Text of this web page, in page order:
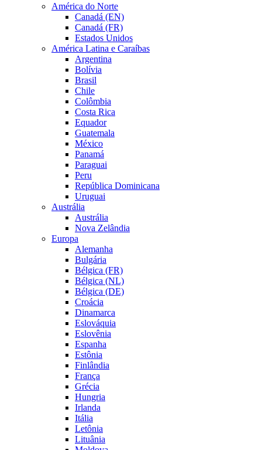
América do Norte
Canadá (EN)
Canadá (FR)
Estados Unidos
América Latina e Caraíbas
Argentina
Bolívia
Brasil
Chile
Colômbia
Costa Rica
Equador
Guatemala
México
Panamá
Paraguai
Peru
República Dominicana
Uruguai
Austrália
Austrália
Nova Zelândia
Europa
Alemanha
Bulgária
Bélgica (FR)
Bélgica (NL)
Bélgica (DE)
Croácia
Dinamarca
Eslováquia
Eslovênia
Espanha
Estônia
Finlândia
França
Grécia
Hungria
Irlanda
Itália
Letônia
Lituânia